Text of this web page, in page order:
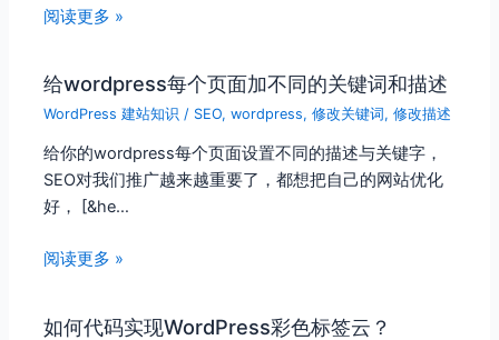
阅读更多 »
给wordpress每个页面加不同的关键词和描述
WordPress 建站知识 / SEO,wordpress,修改关键词 ,修改描述
给你的wordpress每个页面设置不同的描述与关键字，
SEO对我们推广越来越重要了，都想把自己的网站优化
好， [&he…
阅读更多 »
如何代码实现WordPress彩色标签云？